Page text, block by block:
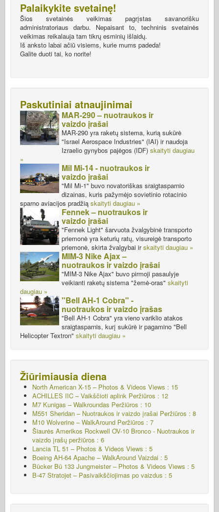
Palaikykite svetainę!
Šios svetainės veikimas pagrįstas savanorišku
administratoriaus darbu. Nepaisant to, techninis svetainės
veikimas reikalauja tam tikrų esminių išlaidų.
Iš anksto labai ačiū visiems, kurie mums padeda!
Galite duoti tai, ko norite!
Paskutiniai atnaujinimai
MAR-290 – nuotraukos ir
vaizdo įrašai
MAR-290 yra raketų sistema, kurią sukūrė
"Israel Aerospace Industries" (IAI) ir naudoja
Izraelio gynybos pajėgos (IDF) skaityti daugiau
»
Mil Mi-14 - nuotraukos ir
vaizdo įrašai
"Mil Mi-1" buvo novatoriškas sraigtasparnio
dizainas, kuris pažymėjo sovietinio rotacinio
sparno aviacijos pradžią skaityti daugiau »
Fennek – nuotraukos ir
vaizdo įrašai
"Fennek Light" šarvuota žvalgybinė transporto
priemonė yra keturių ratų, visureigė transporto
priemonė, skirta žvalgybai irskaityti daugiau »
MIM-3 Nike Ajax –
nuotraukos ir vaizdo įrašai
"MIM-3 Nike Ajax" buvo pirmoji pasaulyje
veikianti raketų sistema "žemė-oras" skaityti
daugiau »
"Bell AH-1 Cobra" -
nuotraukos ir vaizdo įrašas
"Bell AH-1 Cobra" yra vieno variklio atakos
sraigtasparnis, kurį sukūrė ir pagamino "Bell
Helicopter Textron" skaityti daugiau »
Žiūrimiausia diena
North American X-15 – Photos & Videos Views : 15
ACHILLES IIC – Vaikščioti aplink Peržiūros : 12
M7 Kunigas – Walkroundas Peržiūros : 10
M551 Sheridan – Nuotraukos ir vaizdo įrašai Peržiūros : 8
M10 Wolverine – WalkAround Peržiūros : 7
Šiaurės Amerikos Rockwell OV-10 Bronco - Nuotraukos ir
vaizdo įrašų peržiūros : 6
Lancia TL 51 – Photos & Videos Views : 5
Boeing AH-64 Apache – WalkAround Vaizdai : 5
Bücker Bü 133 Jungmeister – Photos & Videos Views : 5
B-47 Stratojet – Pasivaikščiojimas po vaizdus : 5